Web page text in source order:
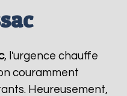
, l'urgence chauffe
couramment
Heureusement,